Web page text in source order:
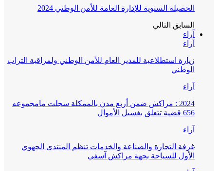
الحصيلة السنوية للإدارة العامة للأمن الوطني 2024
السابق التالي
آراء
آراء
زيارة استطلاعية للمدير العام للأمن الوطني ولمراقبة التراب
الوطني
آراء
2024 : مراكش ضمن أربع مدن بالممكلة سجلت مامجموعه
656 قضية تتعلق بغسيل الأموال
آراء
غرفة التجارة والصناعة والخدمات تنظم المنتدى الجهوي
الأول للسياحة بجهة مراكش آسفي